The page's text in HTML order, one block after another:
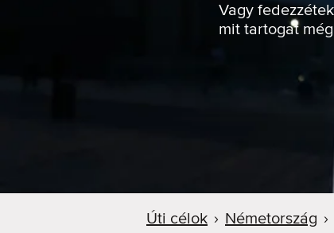
Vagy
mit tartogat még
Úti célok › Németország ›